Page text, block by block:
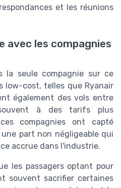
et les réunions
avec les compagnies
la seule compagnie sur ce
low-cost, telles que Ryanair
également des vols entre
à des tarifs plus
compagnies ont capté
part non négligeable qui
accrue dans l'industrie.
les passagers optant pour
souvent sacrifier certaines